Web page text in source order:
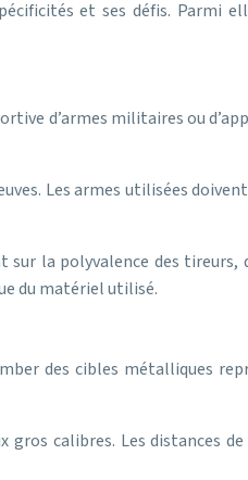
et ses défis. Parmi
d’armes militaires ou
Les armes utilisées
la polyvalence des tireurs,
du matériel utilisé.
des cibles métalliques
calibres. Les distances